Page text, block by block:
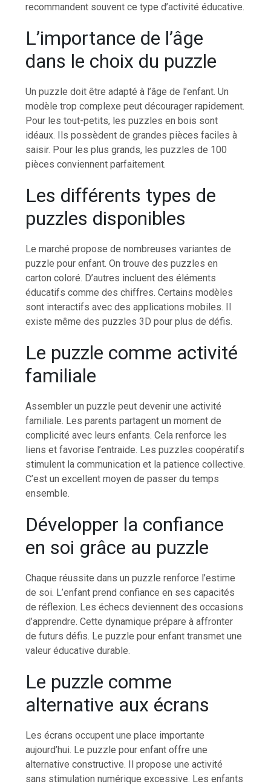
recommandent souvent ce type d’activité éducative.
L’importance de l’âge
dans le choix du puzzle
Un puzzle doit être adapté à l’âge de l’enfant. Un
modèle trop complexe peut décourager rapidement.
Pour les tout-petits, les puzzles en bois sont
idéaux. Ils possèdent de grandes pièces faciles à
saisir. Pour les plus grands, les puzzles de 100
pièces conviennent parfaitement.
Les différents types de
puzzles disponibles
Le marché propose de nombreuses variantes de
puzzle pour enfant. On trouve des puzzles en
carton coloré. D’autres incluent des éléments
éducatifs comme des chiffres. Certains modèles
sont interactifs avec des applications mobiles. Il
existe même des puzzles 3D pour plus de défis.
Le puzzle comme activité
familiale
Assembler un puzzle peut devenir une activité
familiale. Les parents partagent un moment de
complicité avec leurs enfants. Cela renforce les
liens et favorise l’entraide. Les puzzles coopératifs
stimulent la communication et la patience collective.
C’est un excellent moyen de passer du temps
ensemble.
Développer la confiance
en soi grâce au puzzle
Chaque réussite dans un puzzle renforce l’estime
de soi. L’enfant prend confiance en ses capacités
de réflexion. Les échecs deviennent des occasions
d’apprendre. Cette dynamique prépare à affronter
de futurs défis. Le puzzle pour enfant transmet une
valeur éducative durable.
Le puzzle comme
alternative aux écrans
Les écrans occupent une place importante
aujourd’hui. Le puzzle pour enfant offre une
alternative constructive. Il propose une activité
sans stimulation numérique excessive. Les enfants